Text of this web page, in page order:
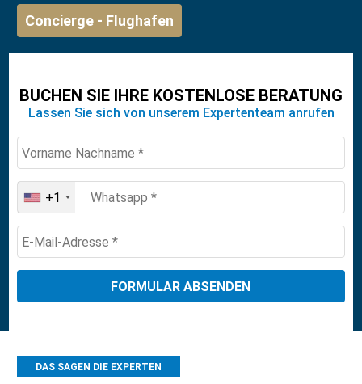
Concierge - Flughafen
BUCHEN SIE IHRE KOSTENLOSE BERATUNG
Lassen Sie sich von unserem Expertenteam anrufen
United
States
+1
+1
DAS SAGEN DIE EXPERTEN